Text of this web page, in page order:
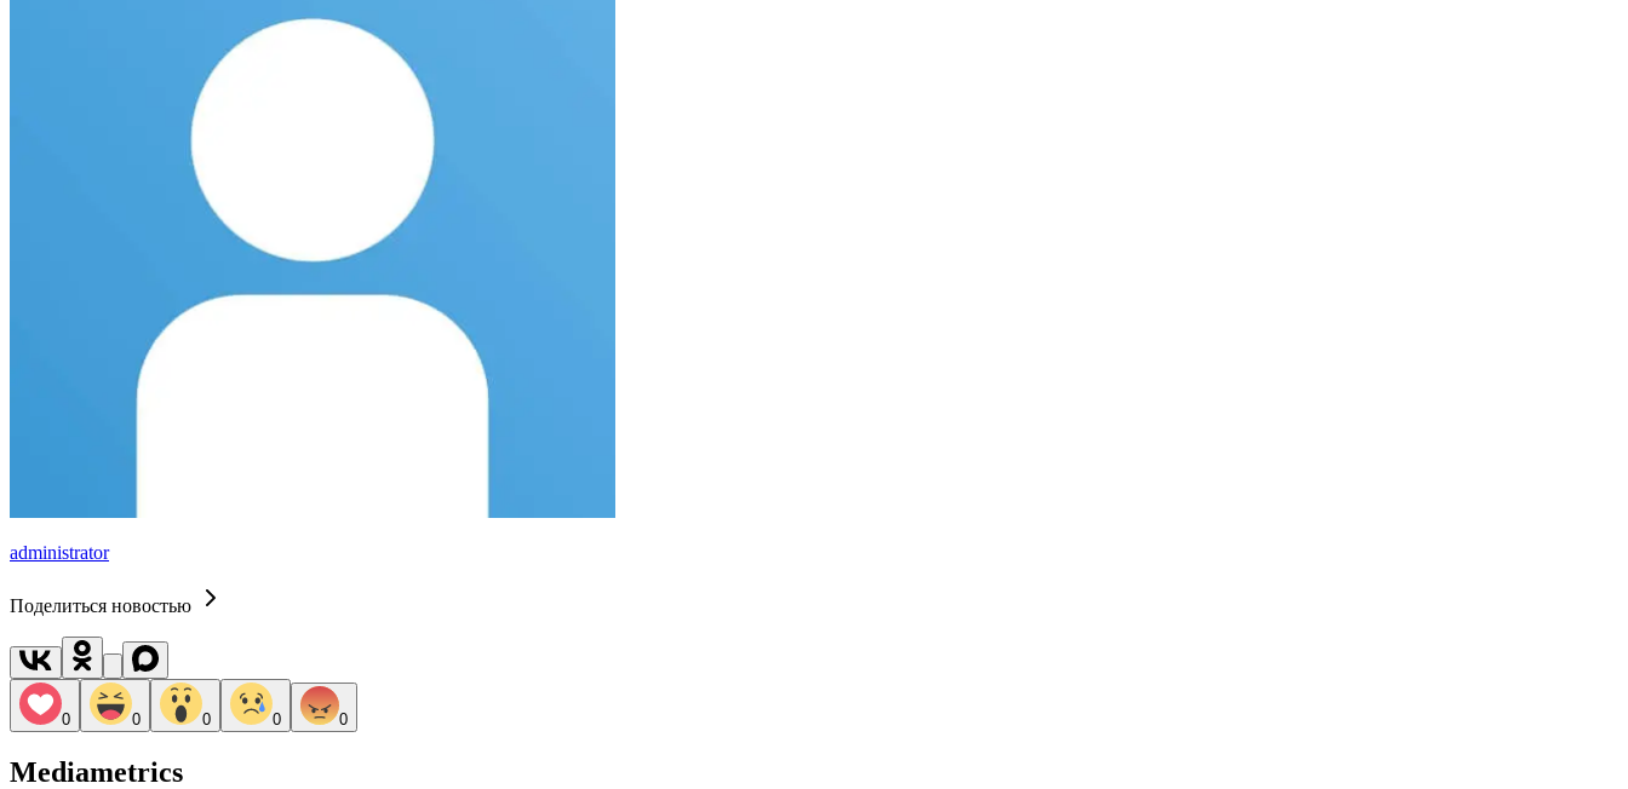
administrator
Поделиться новостью
0 0 0 0 0
Mediametrics